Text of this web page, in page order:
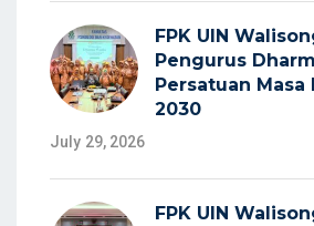
FPK UIN
Pengurus
Persatuan Masa
2030
July 29, 2026
FPK UIN